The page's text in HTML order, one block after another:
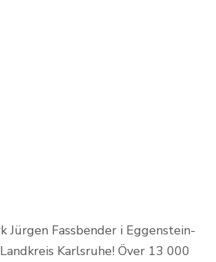
Jürgen Fassbender i Eggenstein-
Karlsruhe! Över 13 000